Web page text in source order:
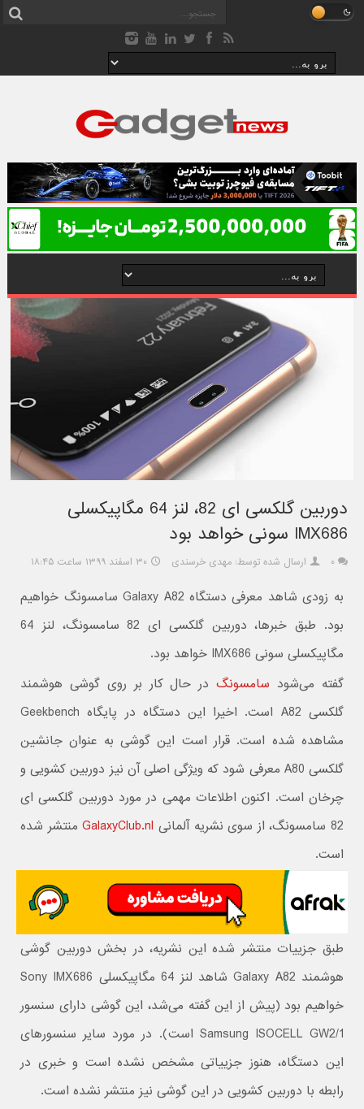
دوربین گلکسی ای 82، لنز 64 مگاپیکسلی
IMX686 سونی خواهد بود
۰ ارسال شده توسط: مهدی خرسندی ۳۰ اسفند ۱۳۹۹ ساعت ۱۸:۴۵
به زودی شاهد معرفی دستگاه Galaxy A82 سامسونگ خواهیم
بود. طبق خبرها، دوربین گلکسی ای 82 سامسونگ، لنز 64
مگاپیکسلی سونی IMX686 خواهد بود.
گفته می‌شود سامسونگدر حال کار بر روی گوشی هوشمند
گلکسی A82 است. اخیرا این دستگاه در پایگاه Geekbench
مشاهده شده است. قرار است این گوشی به عنوان جانشین
گلکسی A80 معرفی شود که ویژگی اصلی آن نیز دوربین کشویی و
چرخان است. اکنون اطلاعات مهمی در مورد دوربین گلکسی ای
82 سامسونگ، از سوی نشریه آلمانی
GalaxyClub.nlمنتشر شده
است.
طبق جزییات منتشر شده این نشریه، در بخش دوربین گوشی
هوشمند Galaxy A82 شاهد لنز 64 مگاپیکسلی Sony IMX686
خواهیم بود (پیش از این گفته می‌شد، این گوشی دارای سنسور
Samsung ISOCELL GW2/1 است). در مورد سایر سنسورهای
این دستگاه، هنوز جزییاتی مشخص نشده است و خبری در
رابطه با دوربین کشویی در این گوشی نیز منتشر نشده است.